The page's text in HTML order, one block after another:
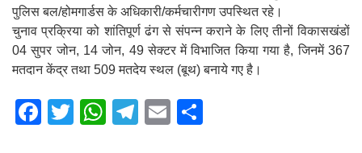
पुलिस बल/होमगार्डस के अधिकारी/कर्मचारीगण उपस्थित रहे।
चुनाव प्रक्रिया को शांतिपूर्ण ढंग से संपन्न कराने के लिए तीनों विकासखंडों
04 सुपर जोन, 14 जोन, 49 सेक्टर में विभाजित किया गया है, जिनमें 367
मतदान केंद्र तथा 509 मतदेय स्थल (बूथ) बनाये गए है।
F
T
W
T
E